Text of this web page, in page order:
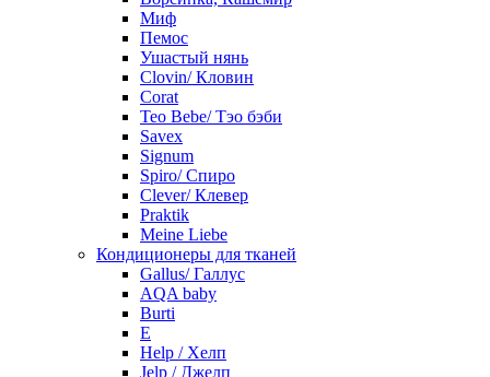
Миф
Пемос
Ушастый нянь
Clovin/ Кловин
Corat
Teo Bebe/ Тэо бэби
Savex
Signum
Spiro/ Спиро
Clever/ Клевер
Praktik
Meine Liebe
Кондиционеры для тканей
Gallus/ Галлус
AQA baby
Burti
E
Help / Хелп
Jelp / Джелп